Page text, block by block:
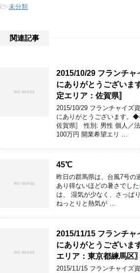
-未分類
関連記事
2015/10/29 フランチャ
にありがとうござい
定エリア：佐賀県〛
2015/10/29 フランチャイズ
にありがとうございます。
佐賀県〛 性別: 男性 個人／
100万円 開業希望エリ …
45℃
昨日の群馬県は、台風7号の
あり得ないほどの暑さでした
は、 湿気が少なく、さっぱ
ねっとりと熱気が …
2015/11/15 フランチャ
にありがとうござい
エリア：東京都練馬区〗
2015/11/15 フランチャイズ